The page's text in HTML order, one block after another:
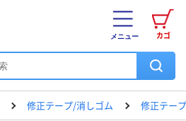
カゴ
メニュー
修正テープ/消しゴム 修正テープ